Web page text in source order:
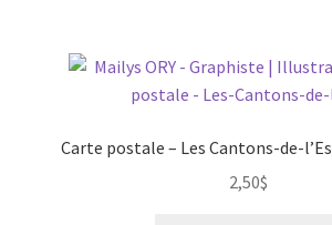
Carte postale – Les Cantons-de-
2,50$